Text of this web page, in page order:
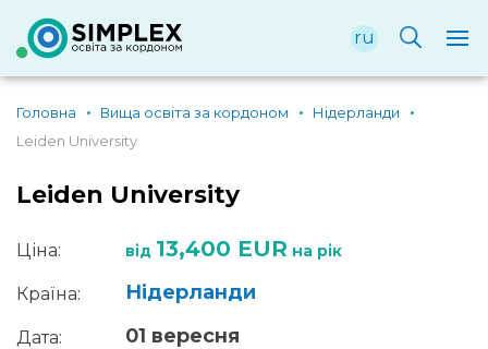
ru
Головна Вища освіта за кордоном
Нідерланди
Leiden University
Leiden University
Ціна: від 13,400 EUR на рік
Країна: Нідерланди
Дата: 01 вересня